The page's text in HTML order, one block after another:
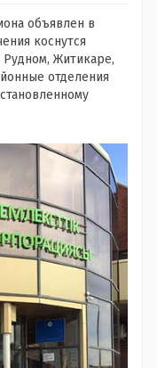
объявлен в
коснутся
Житикаре,
отделения